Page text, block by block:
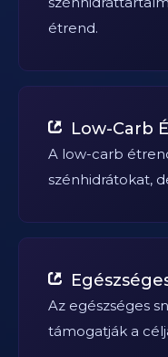
étrend.
Low-Carb
A low-carb
szénhidrátokat,
Az egészséges
támogatják a